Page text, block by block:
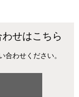
せはこちら
合わせください。